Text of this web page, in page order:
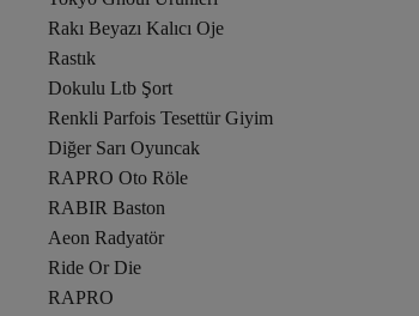
Rakı Beyazı Kalıcı Oje
Rastık
Dokulu Ltb Şort
Renkli Parfois Tesettür Giyim
Diğer Sarı Oyuncak
RAPRO Oto Röle
RABIR Baston
Aeon Radyatör
Ride Or Die
RAPRO